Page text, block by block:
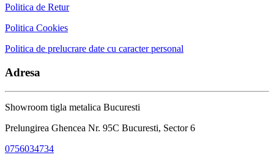
Politica de Retur
Politica Cookies
Politica de prelucrare date cu caracter personal
Adresa
Showroom tigla metalica Bucuresti
Prelungirea Ghencea Nr. 95C Bucuresti, Sector 6
0756034734